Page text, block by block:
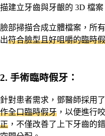
描建立牙齒與牙齦的 3D 檔案
臉部掃描合成立體檔案，所
出符合臉型且好咀嚼的臨時
2. 手術臨時假牙 ：
針對患者需求，鄧醫師採用
作全口臨時假牙 ，以便進行
正 ，不僅改善了上下牙齒的